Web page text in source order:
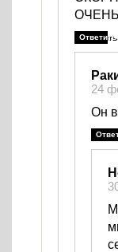
Ответить
24
Он